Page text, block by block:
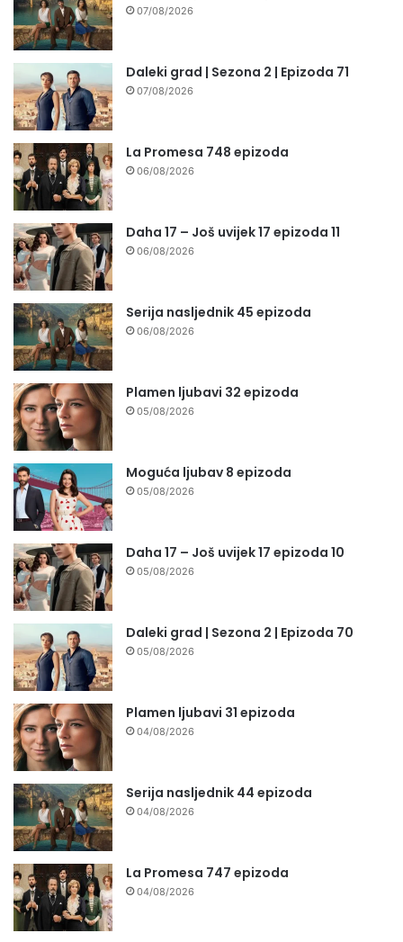
07/08/2026
Daleki grad | Sezona 2 | Epizoda 71
07/08/2026
La Promesa 748 epizoda
06/08/2026
Daha 17 – Još uvijek 17 epizoda 11
06/08/2026
Serija nasljednik 45 epizoda
06/08/2026
Plamen ljubavi 32 epizoda
05/08/2026
Moguća ljubav 8 epizoda
05/08/2026
Daha 17 – Još uvijek 17 epizoda 10
05/08/2026
Daleki grad | Sezona 2 | Epizoda 70
05/08/2026
Plamen ljubavi 31 epizoda
04/08/2026
Serija nasljednik 44 epizoda
04/08/2026
La Promesa 747 epizoda
04/08/2026